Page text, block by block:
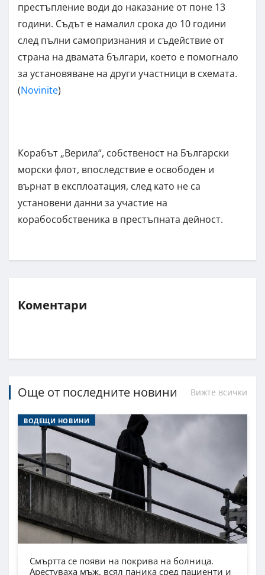
престъпление води до наказание от поне 13
години. Съдът е намалил срока до 10 години
след пълни самопризнания и съдействие от
страна на двамата българи, което е помогнало
за установяване на други участници в схемата.
(Novinite)
Корабът „Верила“, собственост на Български
морски флот, впоследствие е освободен и
върнат в експлоатация, след като не са
установени данни за участие на
корабособственика в престъпната дейност.
Коментари
Още от последните новини Вижте всички
ВОДЕЩИ НОВИНИ
Смъртта се появи на покрива на болница.
Арестуваха мъж, всял паника сред пациенти и